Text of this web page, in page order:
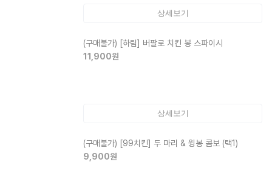
상세보기
(구매불가) [하림] 버팔로 치킨 봉 스파이시
11,900원
상세보기
(구매불가) [99치킨] 두 마리 & 윙봉 콤보 (택1)
9,900원